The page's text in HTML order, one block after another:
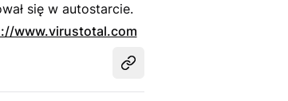
się w autostarcie.
www.virustotal.com
Udostępnij